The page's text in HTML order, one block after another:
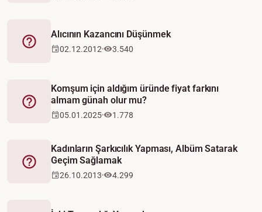
Fetva
Alıcının Kazancını Düşünmek
02.12.2012 3.540
Fetva
Komşum için aldığım üründe fiyat farkını
almam günah olur mu?
05.01.2025 1.778
Fetva
Kadınların Şarkıcılık Yapması, Albüm Satarak
Geçim Sağlamak
26.10.2013 4.299